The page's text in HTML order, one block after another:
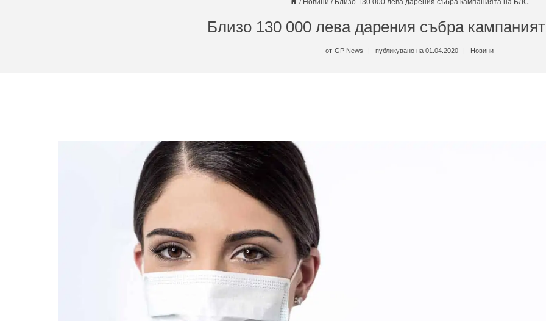
/ Новини / Близо 130 000 лева дарения събра кампанията на БЛС
Близо 130 000 лева дарения събра
от GP News публикувано на 01.04.2020 Новини